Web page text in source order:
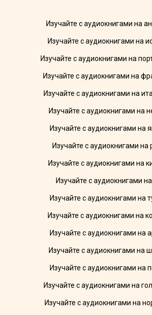
Изучайте с аудиокнигами на
Изучайте с аудиокнигами на
Изучайте с аудиокнигами на
Изучайте с аудиокнигами на
Изучайте с аудиокнигами на
Изучайте с аудиокнигами на
Изучайте с аудиокнигами на
Изучайте с аудиокнигами на
Изучайте с аудиокнигами на
Изучайте с аудиокнигами
Изучайте с аудиокнигами на
Изучайте с аудиокнигами на
Изучайте с аудиокнигами на
Изучайте с аудиокнигами на
Изучайте с аудиокнигами на
Изучайте с аудиокнигами на
Изучайте с аудиокнигами на